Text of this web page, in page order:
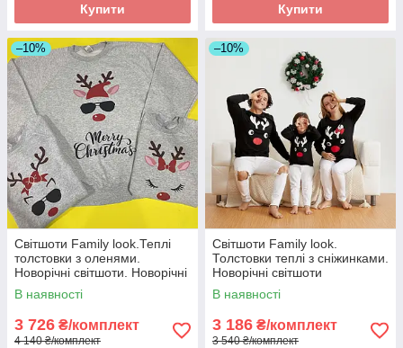
Купити Купити
–10%
Світшоти Family look.Теплі
толстовки з оленями.
Новорічні світшоти. Новорічні
светри
В наявності
3 726 ₴/комплект
4 140 ₴/комплект
–10%
Світшоти Family look.
Толстовки теплі з сніжинками.
Новорічні світшоти
В наявності
3 186 ₴/комплект
3 540 ₴/комплект